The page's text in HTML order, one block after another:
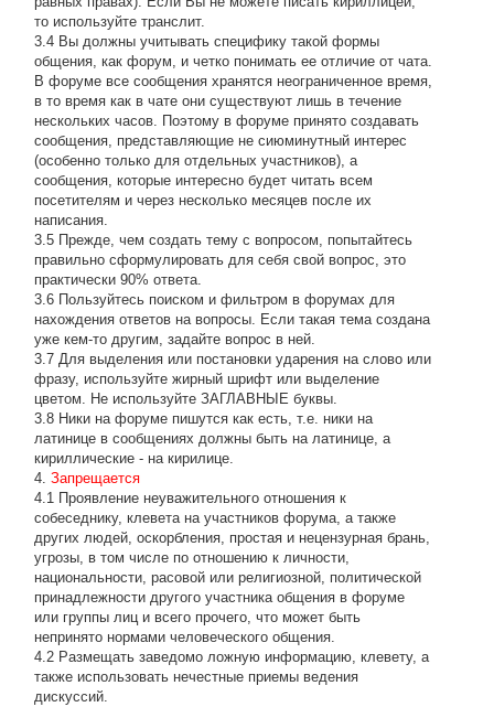
то используйте транслит.
3.4 Вы должны учитывать специфику такой формы
общения, как форум, и четко понимать ее отличие от чата.
В форуме все сообщения хранятся неограниченное время,
в то время как в чате они существуют лишь в течение
нескольких часов. Поэтому в форуме принято создавать
сообщения, представляющие не сиюминутный интерес
(особенно только для отдельных участников), а
сообщения, которые интересно будет читать всем
посетителям и через несколько месяцев после их
написания.
3.5 Прежде, чем создать тему с вопросом, попытайтесь
правильно сформулировать для себя свой вопрос, это
практически 90% ответа.
3.6 Пользуйтесь поиском и фильтром в форумах для
нахождения ответов на вопросы. Если такая тема создана
уже кем-то другим, задайте вопрос в ней.
3.7 Для выделения или постановки ударения на слово или
фразу, используйте жирный шрифт или выделение
цветом. Не используйте ЗАГЛАВНЫЕ буквы.
3.8 Ники на форуме пишутся как есть, т.е. ники на
латинице в сообщениях должны быть на латинице, а
кириллические - на кирилице.
4.Запрещается
4.1 Проявление неуважительного отношения к
собеседнику, клевета на участников форума, а также
других людей, оскорбления, простая и нецензурная брань,
угрозы, в том числе по отношению к личности,
национальности, расовой или религиозной, политической
принадлежности другого участника общения в форуме
или группы лиц и всего прочего, что может быть
непринято нормами человеческого общения.
4.2 Размещать заведомо ложную информацию, клевету, а
также использовать нечестные приемы ведения
дискуссий.